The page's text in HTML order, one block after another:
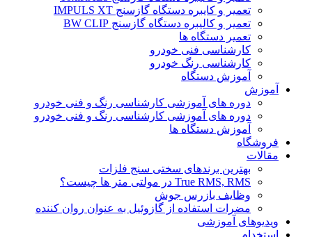
تعمیر و کایبره دستگاه گازسنج IMPULS XT
تعمیر و کالیبره دستگاه گازسنج BW CLIP
تعمیر دستگاه ها
کارشناسی فنی خودرو
کارشناسی رنگ خودرو
آموزش دستگاه
آموزش
دوره های آموزشی کارشناسی رنگ و فنی خودرو
دوره های آموزشی کارشناسی رنگ و فنی خودرو
آموزش دستگاه ها
فروشگاه
مقالات
بهترین برندهای سختی سنج فلزات
True RMS, RMS در مولتی متر ها چیست؟
وظایف بازرس جوش
مضرات استفاده از گازوئیل به عنوان روان کننده
ویدیوهای آموزشی